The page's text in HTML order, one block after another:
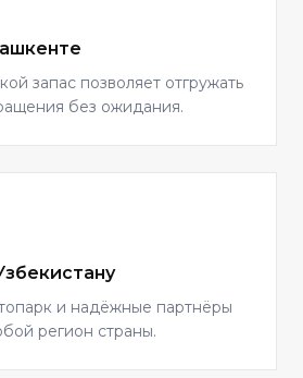
запас позволяет отгружать
без ожидания.
и надёжные партнёры
регион страны.